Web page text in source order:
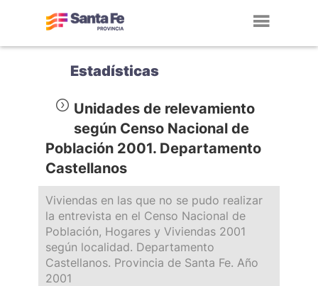
Estadísticas
Unidades de relevamiento
según Censo Nacional de
Población 2001. Departamento
Castellanos
Viviendas en las que no se pudo realizar
la entrevista en el Censo Nacional de
Población, Hogares y Viviendas 2001
según localidad. Departamento
Castellanos. Provincia de Santa Fe. Año
2001